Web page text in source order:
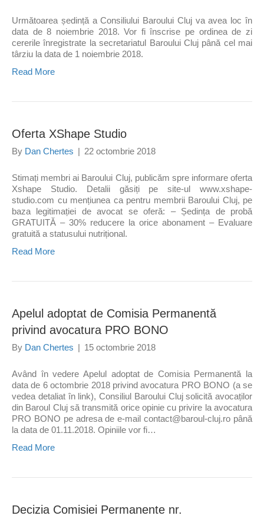
Următoarea ședință a Consiliului Baroului Cluj va avea loc în
data de 8 noiembrie 2018. Vor fi înscrise pe ordinea de zi
cererile înregistrate la secretariatul Baroului Cluj până cel mai
târziu la data de 1 noiembrie 2018.
Read More
Oferta XShape Studio
By Dan Chertes | 22 octombrie 2018
Stimați membri ai Baroului Cluj, publicăm spre informare oferta
Xshape Studio. Detalii găsiți pe site-ul www.xshape-
studio.com cu mențiunea ca pentru membrii Baroului Cluj, pe
baza legitimației de avocat se oferă: – Ședința de probă
GRATUITĂ – 30% reducere la orice abonament – Evaluare
gratuită a statusului nutrițional.
Read More
Apelul adoptat de Comisia Permanentă
privind avocatura PRO BONO
By Dan Chertes | 15 octombrie 2018
Având în vedere Apelul adoptat de Comisia Permanentă la
data de 6 octombrie 2018 privind avocatura PRO BONO (a se
vedea detaliat în link), Consiliul Baroului Cluj solicită avocaților
din Baroul Cluj să transmită orice opinie cu privire la avocatura
PRO BONO pe adresa de e-mail contact@baroul-cluj.ro până
la data de 01.11.2018. Opiniile vor fi…
Read More
Decizia Comisiei Permanente nr.